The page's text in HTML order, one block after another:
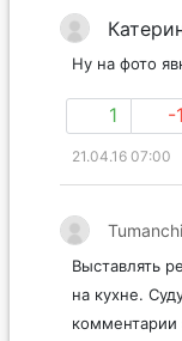
Ну на фото
1 -1
21.04.16 07:00
Выставлять
на кухне.
комментарии